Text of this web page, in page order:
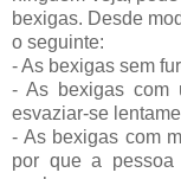
bexigas. Desde
o seguinte:
- As bexigas sem
- As bexigas com
esvaziar-se
- As bexigas com
por que a pessoa